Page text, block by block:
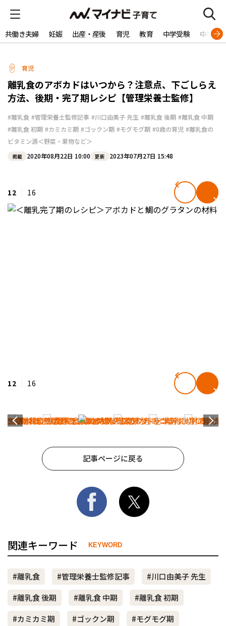
共働き夫婦 妊娠 出産・産後 育児 教育 中学受験 中学生
育児
離乳食のアボカドはいつから？注意点、下ごしらえ
方法、後期・完了期レシピ【管理栄養士監修】
#離乳食 #管理栄養士監修記事 #川口由美子 先生 #離乳食 後期 #離乳食 中期
#離乳食 初期 #カミカミ期 #ゴックン期 #モグモグ期 #0歳の育児 #離乳食の
ビタミン源＜野菜・果物など＞
掲載 2020年08月22日 10:00 更新 2023年07月27日 15:48
12 16
12 16
記事ページに戻る
関連キーワード KEYWORD
#離乳食 #管理栄養士監修記事
#川口由美子 先生
#離乳食 後期
#離乳食 中期
#離乳食 初期
#カミカミ期
#ゴックン期
#モグモグ期